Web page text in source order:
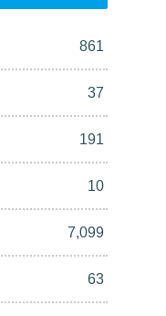
861
37
191
10
7,099
63